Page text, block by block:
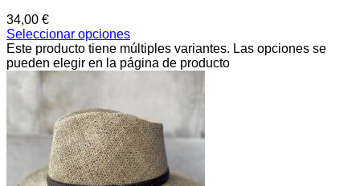
34,00 €
Seleccionar opciones
Este producto tiene múltiples variantes. Las opciones se
pueden elegir en la página de producto